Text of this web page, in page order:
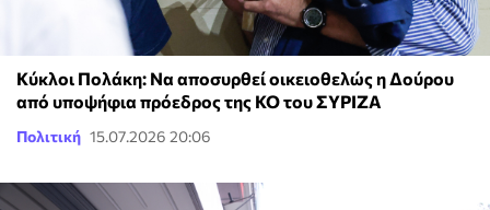
Κύκλοι Πολάκη: Να αποσυρθεί οικειοθελώς η Δούρου
από υποψήφια πρόεδρος της ΚΟ του ΣΥΡΙΖΑ
Πολιτική 15.07.2026 20:06